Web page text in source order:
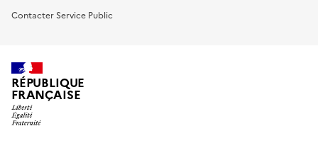
Contacter Service Public
RÉPUBLIQUE
FRANÇAISE